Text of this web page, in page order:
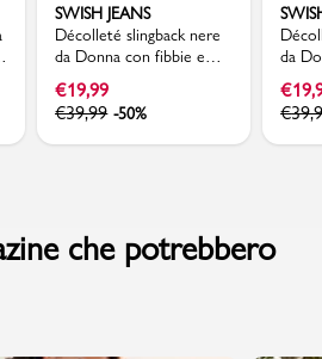
SWISH JEANS
Décolleté slingback nere
da Donna con fibbie e
tacco a rocchetto 7,5 cm
Swish Jeans
€19,99
€39,99 -50%
da
Jeans
€
€
che potrebbero